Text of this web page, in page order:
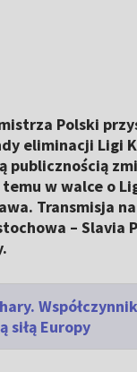
Polski
eliminacji Ligi
publicznością
w walce o
Transmisja
– Slavia
Współczynnik
siłą Europy